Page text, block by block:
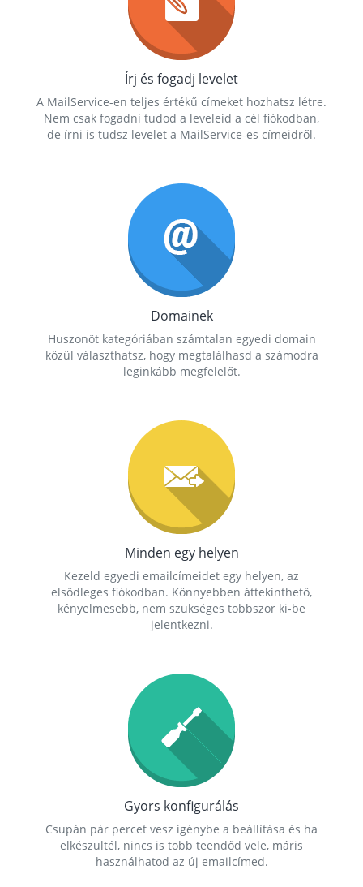
Írj és fogadj levelet
A MailService-en teljes értékű címeket hozhatsz létre.
Nem csak fogadni tudod a leveleid a cél fiókodban,
de írni is tudsz levelet a MailService-es címeidről.
Domainek
Huszonöt kategóriában számtalan egyedi domain
közül választhatsz, hogy megtalálhasd a számodra
leginkább megfelelőt.
Minden egy helyen
Kezeld egyedi emailcímeidet egy helyen, az
elsődleges fiókodban. Könnyebben áttekinthető,
kényelmesebb, nem szükséges többször ki-be
jelentkezni.
Gyors konfigurálás
Csupán pár percet vesz igénybe a beállítása és ha
elkészültél, nincs is több teendőd vele, máris
használhatod az új emailcímed.